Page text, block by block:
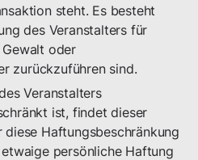
steht. Es besteht
des Veranstalters für
oder
zurückzuführen sind.
Veranstalters
ist, findet dieser
Haftungsbeschränkung
persönliche Haftung